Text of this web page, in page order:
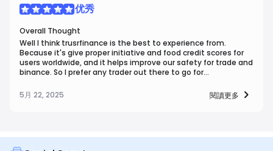
优秀
Overall Thought
Well I think trusrfinance is the best to experience from.
Because it's give proper initiative and food credit scores for
users worldwide, and it helps improve our safety for trade and
binance. So I prefer any trader out there to go for
5月 22, 2025
閱讀更多